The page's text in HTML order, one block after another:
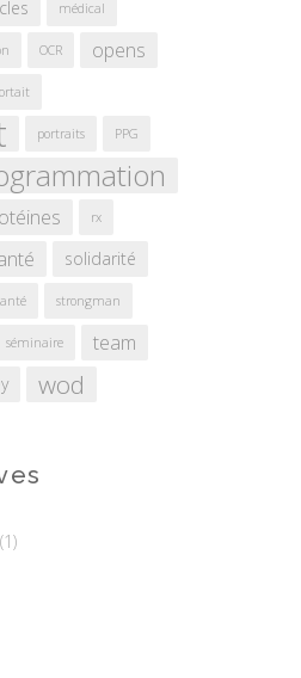
médical
OCR opens
portraits PPG
rx
solidarité
strongman
séminaire team
wod
(1)